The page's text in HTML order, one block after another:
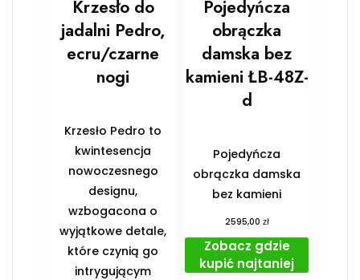
Krzesło do
jadalni Pedro,
ecru/czarne
nogi
Krzesło Pedro to
kwintesencja
nowoczesnego
designu,
wzbogacona o
wyjątkowe detale,
które czynią go
intrygującym
Pojedyńcza
obrączka
damska bez
kamieni ŁB-48Z-
d
Pojedyńcza
obrączka damska
bez kamieni
2595,00 zł
Zobacz gdzie
kupić najtaniej